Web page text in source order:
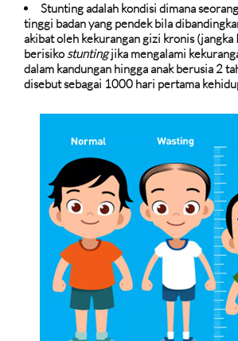
Stunting adalah kondisi dimana
tinggi badan yang pendek bila
akibat oleh kekurangan gizi kronis (jangka
berisiko stuntingjika mengalami
dalam kandungan hingga anak berusia 2
disebut sebagai 1000 hari pertama